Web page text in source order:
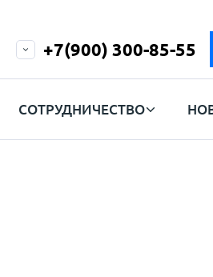
+7(900) 300-85-55
СОТРУДНИЧЕСТВО